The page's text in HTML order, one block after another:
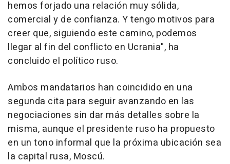
hemos forjado una relación muy sólida,
comercial y de confianza. Y tengo motivos para
creer que, siguiendo este camino, podemos
llegar al fin del conflicto en Ucrania", ha
concluido el político ruso.
Ambos mandatarios han coincidido en una
segunda cita para seguir avanzando en las
negociaciones sin dar más detalles sobre la
misma, aunque el presidente ruso ha propuesto
en un tono informal que la próxima ubicación sea
la capital rusa, Moscú.